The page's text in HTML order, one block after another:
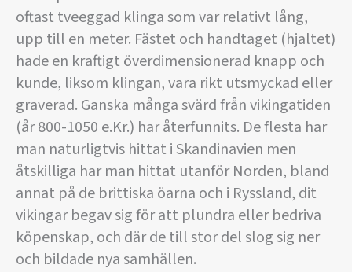
oftast tveeggad klinga som var relativt lång,
upp till en meter. Fästet och handtaget (hjaltet)
hade en kraftigt överdimensionerad knapp och
kunde, liksom klingan, vara rikt utsmyckad eller
graverad. Ganska många svärd från vikingatiden
(år 800-1050 e.Kr.) har återfunnits. De flesta har
man naturligtvis hittat i Skandinavien men
åtskilliga har man hittat utanför Norden, bland
annat på de brittiska öarna och i Ryssland, dit
vikingar begav sig för att plundra eller bedriva
köpenskap, och där de till stor del slog sig ner
och bildade nya samhällen.